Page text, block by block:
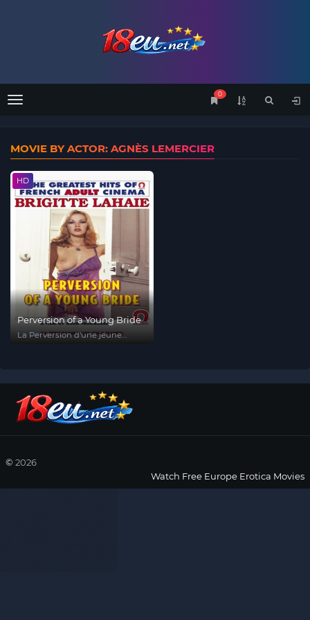
Menu
0
MOVIE BY ACTOR: AGNÈS LEMERCIER
HD
Perversion of a Young Bride
La Perversion d'une jeune
© 2026
Watch Free Europe Erotica Movies